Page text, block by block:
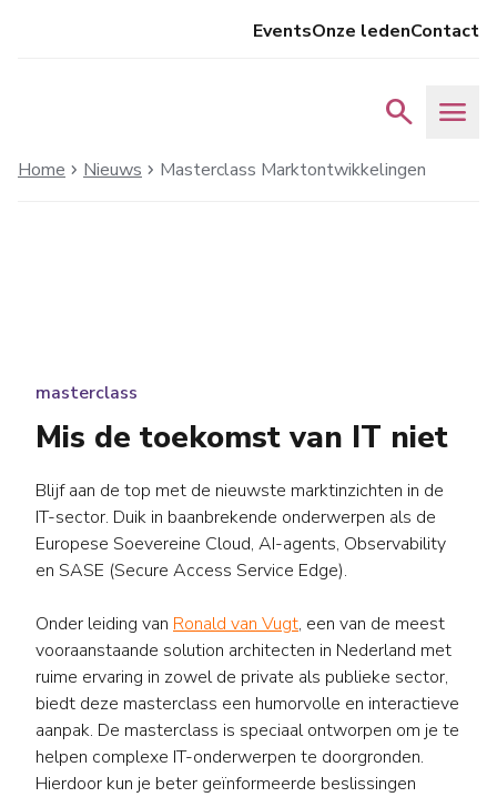
EventsOnze ledenContact
search menu
Home chevron_right Nieuws chevron_right Masterclass Marktontwikkelingen
masterclass
Mis de toekomst van IT niet
Blijf aan de top met de nieuwste marktinzichten in de
IT-sector. Duik in baanbrekende onderwerpen als de
Europese Soevereine Cloud, AI-agents, Observability
en SASE (Secure Access Service Edge).
Onder leiding van Ronald van Vugt, een van de meest
vooraanstaande solution architecten in Nederland met
ruime ervaring in zowel de private als publieke sector,
biedt deze masterclass een humorvolle en interactieve
aanpak. De masterclass is speciaal ontworpen om je te
helpen complexe IT-onderwerpen te doorgronden.
Hierdoor kun je beter geïnformeerde beslissingen